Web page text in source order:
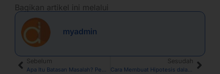
Bagikan artikel ini melalui
myadmin
Sebelum
Apa Itu Batasan Masalah? Pengertian, Fungsi dan Cara Membuat
Sesudah
Cara Membuat Hipotesis dalam Penelitian Ilmiah yang Benar